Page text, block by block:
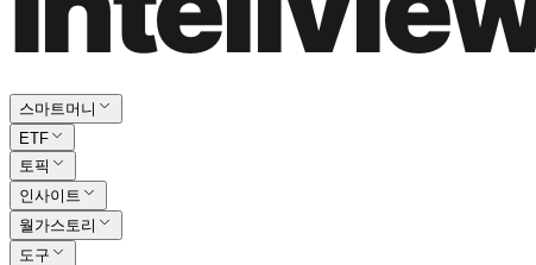
스마트머니
ETF
토픽
인사이트
월가스토리
도구